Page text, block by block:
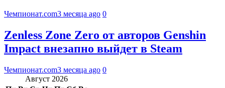
Чемпионат.com3 месяца ago 0
Zenless Zone Zero от авторов Genshin
Impact внезапно выйдет в Steam
Чемпионат.com3 месяца ago 0
Август 2026